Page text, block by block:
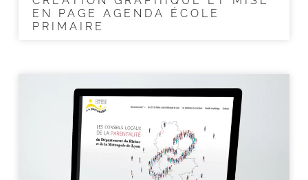
EN PAGE AGENDA ÉCOLE
PRIMAIRE